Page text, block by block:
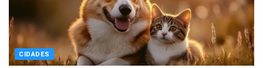
CIDADES